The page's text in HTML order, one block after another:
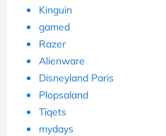
Kinguin
gamed
Razer
Alienware
Disneyland Paris
Plopsaland
Tiqets
mydays